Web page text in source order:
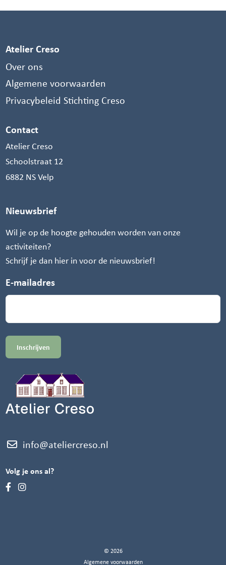
Atelier Creso
Over ons
Algemene voorwaarden
Privacybeleid Stichting Creso
Contact
Atelier Creso
Schoolstraat 12
6882 NS Velp
Nieuwsbrief
Wil je op de hoogte gehouden worden van onze
activiteiten?
Schrijf je dan hier in voor de nieuwsbrief!
E-mailadres
info@ateliercreso.nl
Volg je ons al?
© 2026
Algemene voorwaarden